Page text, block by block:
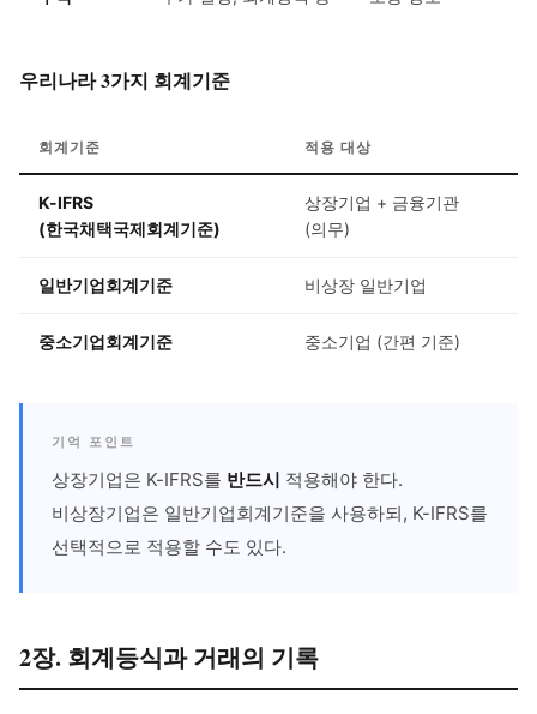
우리나라 3가지 회계기준
회계기준 적용 대상
K-IFRS
(한국채택국제회계기준)
상장기업 + 금융기관
(의무)
일반기업회계기준 비상장 일반기업
중소기업회계기준 중소기업 (간편 기준)
기억 포인트
상장기업은 K-IFRS를 반드시 적용해야 한다.
비상장기업은 일반기업회계기준을 사용하되, K-IFRS를
선택적으로 적용할 수도 있다.
2장. 회계등식과 거래의 기록